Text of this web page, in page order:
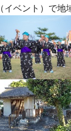
ベント）で地